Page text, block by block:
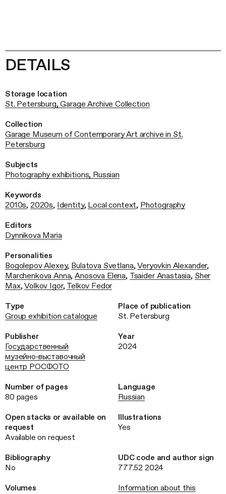
DETAILS
Storage location
St. Petersburg, Garage Archive Collection
Collection
Garage Museum of Contemporary Art archive in St.
Petersburg
Subjects
Photography exhibitions, Russian
Keywords
2010s, 2020s, Identity, Local context, Photography
Editors
Dynnikova Maria
Personalities
Bogolepov Alexey, Bulatova Svetlana,Veryovkin Alexander,
Marchenkova Anna,Anosova Elena, Tsaider Anastasia, Sher
Max,Volkov Igor, Telkov Fedor
Type
Group exhibition catalogue
Place of publication
St. Petersburg
Publisher
Государственный
музейно‑выставочный
центр РОСФОТО
Year
2024
Number of pages
80 pages
Language
Russian
Open stacks or available on
request
Available on request
Illustrations
Yes
Bibliography
No
UDC code and author sign
777.52 2024
Volumes
Information about this